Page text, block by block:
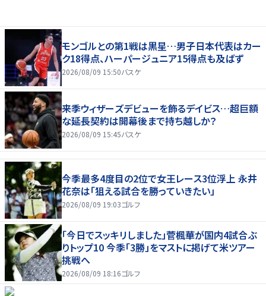
モンゴルとの第1戦は黒星…男子日本代表はカー
ク18得点、ハーパージュニア15得点も及ばず
2026/08/09 15:50バスケ
来季ウィザーズデビューを飾るデイビス…超巨額
な延長契約は開幕後まで持ち越しか？
2026/08/09 15:45バスケ
今季最多4度目の2位で女王レース3位浮上 永井
花奈は「狙える試合を勝っていきたい」
2026/08/09 19:03ゴルフ
「今日でスッキリしました」菅楓華が国内4試合ぶ
りトップ10 今季「3勝」をマストに掲げて米ツアー
挑戦へ
2026/08/09 18:16ゴルフ